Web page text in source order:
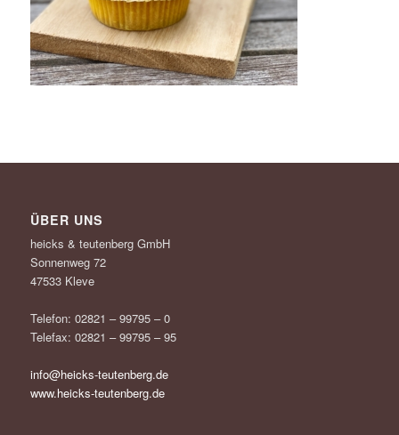
ÜBER UNS
heicks & teutenberg GmbH
Sonnenweg 72
47533 Kleve
Telefon: 02821 – 99795 – 0
Telefax: 02821 – 99795 – 95
info@heicks-teutenberg.de
www.heicks-teutenberg.de